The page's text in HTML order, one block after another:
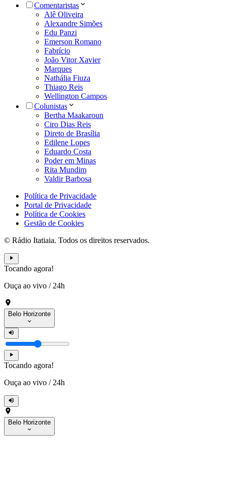
Comentaristas
Alê Oliveira
Alexandre Simões
Edu Panzi
Emerson Romano
Fabrício
João Vitor Xavier
Marques
Nathália Fiuza
Thiago Reis
Wellington Campos
Colunistas
Bertha Maakaroun
Ciro Dias Reis
Direto de Brasília
Edilene Lopes
Eduardo Costa
Poder em Minas
Rita Mundim
Valdir Barbosa
Política de Privacidade
Portal de Privacidade
Política de Cookies
Gestão de Cookies
© Rádio Itatiaia. Todos os direitos reservados.
Tocando agora!
Ouça ao vivo / 24h
Belo Horizonte
Tocando agora!
Ouça ao vivo / 24h
Belo Horizonte